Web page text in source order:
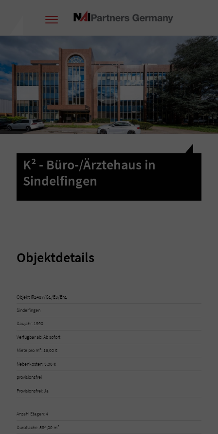
K² - Büro-/Ärztehaus in
Sindelfingen
Objektdetails
Objekt IR2487/G1/E3/Eh1
Sindelfingen
Baujahr: 1990
Verfügbar ab: Ab sofort
Miete pro m²: 16,00 €
Nebenkosten: 3,00 €
provisionsfrei
Provisionsfrei: Ja
Anzahl Etagen: 4
Bürofläche: 584,00 m²